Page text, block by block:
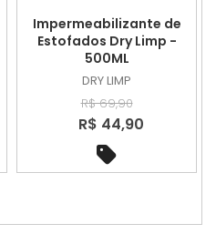
Impermeabilizante de
Estofados Dry Limp -
500ML
DRY LIMP
R$ 69,90
R$ 44,90